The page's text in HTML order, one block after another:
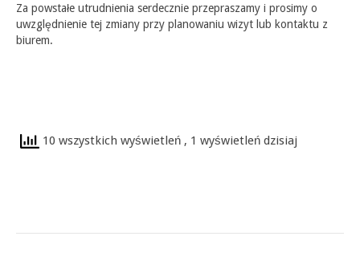
Za powstałe utrudnienia serdecznie przepraszamy i prosimy o
uwzględnienie tej zmiany przy planowaniu wizyt lub kontaktu z
biurem.
10 wszystkich wyświetleń , 1 wyświetleń dzisiaj